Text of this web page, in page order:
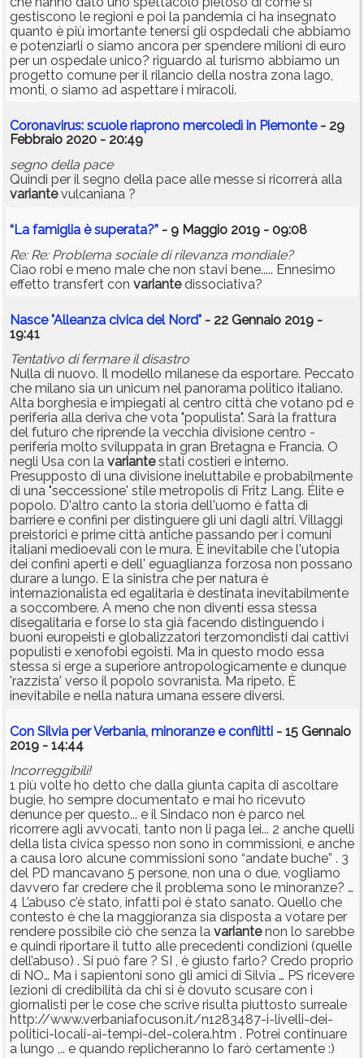
gestiscono le regioni e poi la pandemia ci ha insegnato
quanto è più imortante tenersi gli ospdedali che abbiamo
e potenziarli o siamo ancora per spendere milioni di euro
per un ospedale unico? riguardo al turismo abbiamo un
progetto comune per il rilancio della nostra zona lago,
monti, o siamo ad aspettare i miracoli.
Coronavirus: scuole riaprono mercoledì in Piemonte- 29
Febbraio 2020 - 20:49
segno della pace
Quindi per il segno della pace alle messe si ricorrerà alla
variantevulcaniana ?
“La famiglia è superata?” - 9 Maggio 2019 - 09:08
Re: Re: Problema sociale di rilevanza mondiale?
Ciao robi e meno male che non stavi bene..... Ennesimo
effetto transfert con variantedissociativa?
Nasce "Alleanza civica del Nord" - 22 Gennaio 2019 -
19:41
Tentativo di fermare il disastro
Nulla di nuovo. Il modello milanese da esportare. Peccato
che milano sia un unicum nel panorama politico italiano.
Alta borghesia e impiegati al centro città che votano pd e
periferia alla deriva che vota "populista". Sarà la frattura
del futuro che riprende la vecchia divisione centro -
periferia molto sviluppata in gran Bretagna e Francia. O
negli Usa con la variantestati costieri e interno.
Presupposto di una divisione ineluttabile e probabilmente
di una "seccessione' stile metropolis di Fritz Lang. Élite e
popolo. D'altro canto la storia dell'uomo è fatta di
barriere e confini per distinguere gli uni dagli altri. Villaggi
preistorici e prime città antiche passando per i comuni
italiani medioevali con le mura. È inevitabile che l'utopia
dei confini aperti e dell' eguaglianza forzosa non possano
durare a lungo. E la sinistra che per natura è
internazionalista ed egalitaria è destinata inevitabilmente
a soccombere. A meno che non diventi essa stessa
disegalitaria e forse lo sta già facendo distinguendo i
buoni europeisti e globalizzatori terzomondisti dai cattivi
populisti e xenofobi egoisti. Ma in questo modo essa
stessa si erge a superiore antropologicamente e dunque
'razzista' verso il popolo sovranista. Ma ripeto. È
inevitabile e nella natura umana essere diversi.
Con Silvia per Verbania, minoranze e conflitti - 15 Gennaio
2019 - 14:44
Incorreggibili!
1 più volte ho detto che dalla giunta capita di ascoltare
bugie, ho sempre documentato e mai ho ricevuto
denunce per questo... e il Sindaco non è parco nel
ricorrere agli avvocati, tanto non li paga lei... 2 anche quelli
della lista civica spesso non sono in commissioni, e anche
a causa loro alcune commissioni sono “andate buche” . 3
del PD mancavano 5 persone, non una o due, vogliamo
davvero far credere che il problema sono le minoranze? …
4 L’abuso c’è stato, infatti poi è stato sanato. Quello che
contesto è che la maggioranza sia disposta a votare per
rendere possibile ciò che senza la variantenon lo sarebbe
e quindi riportare il tutto alle precedenti condizioni (quelle
dell’abuso) . Si può fare ? SI , è giusto farlo? Credo proprio
di NO… Ma i sapientoni sono gli amici di Silvia … PS ricevere
lezioni di credibilità da chi si è dovuto scusare con i
giornalisti per le cose che scrive risulta piuttosto surreale
http://www.verbaniafocuson.it/n1283487-i-livelli-dei-
politici-locali-ai-tempi-del-colera.htm . Potrei continuare
a lungo ,.. e quando replicheranno lo farò certamente :)